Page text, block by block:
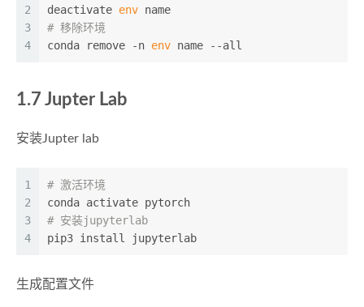
2
3
4
deactivate env name
# 移除环境
conda remove -n env name --all
1.7 Jupter Lab
安装Jupter lab
1
2
3
4
# 激活环境
conda activate pytorch
# 安装jupyterlab
pip3 install jupyterlab
生成配置文件